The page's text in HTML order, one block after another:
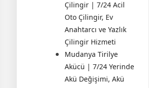
Çilingir | 7/24 Acil
Oto Çilingir, Ev
Anahtarcı ve Yazlık
Çilingir Hizmeti
Mudanya Tirilye
Akücü | 7/24 Yerinde
Akü Değişimi, Akü